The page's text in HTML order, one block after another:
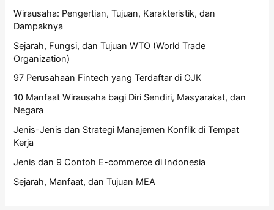
Wirausaha: Pengertian, Tujuan, Karakteristik, dan
Dampaknya
Sejarah, Fungsi, dan Tujuan WTO (World Trade
Organization)
97 Perusahaan Fintech yang Terdaftar di OJK
10 Manfaat Wirausaha bagi Diri Sendiri, Masyarakat, dan
Negara
Jenis-Jenis dan Strategi Manajemen Konflik di Tempat
Kerja
Jenis dan 9 Contoh E-commerce di Indonesia
Sejarah, Manfaat, dan Tujuan MEA